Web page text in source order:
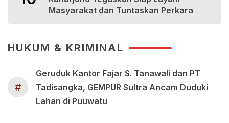
Masyarakat dan Tuntaskan Perkara
HUKUM & KRIMINAL
#
Geruduk Kantor Fajar S. Tanawali dan PT
Tadisangka, GEMPUR Sultra Ancam Duduki
Lahan di Puuwatu